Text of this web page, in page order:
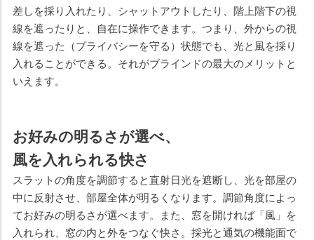
差しを採り入れたり、シャットアウトしたり、階上階下の視
線を遮ったりと、自在に操作できます。つまり、外からの視
線を遮った（プライバシーを守る）状態でも、光と風を採り
入れることができる。それがブラインドの最大のメリットと
いえます。
お好みの明るさが選べ、
風を入れられる快さ
スラットの角度を調節すると直射日光を遮断し、光を部屋の
中に反射させ、部屋全体が明るくなります。調節角度によっ
てお好みの明るさが選べます。また、窓を開ければ「風」を
入れられ、窓の内と外をつなぐ快さ。採光と通気の機能面で